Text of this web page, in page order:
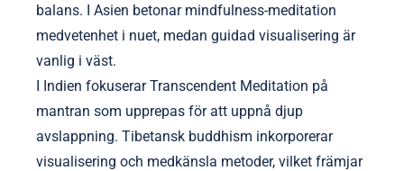
balans. I Asien betonar mindfulness-meditation
medvetenhet i nuet, medan guidad visualisering är
vanlig i väst.
I Indien fokuserar Transcendent Meditation på
mantran som upprepas för att uppnå djup
avslappning. Tibetansk buddhism inkorporerar
visualisering och medkänsla metoder, vilket främjar